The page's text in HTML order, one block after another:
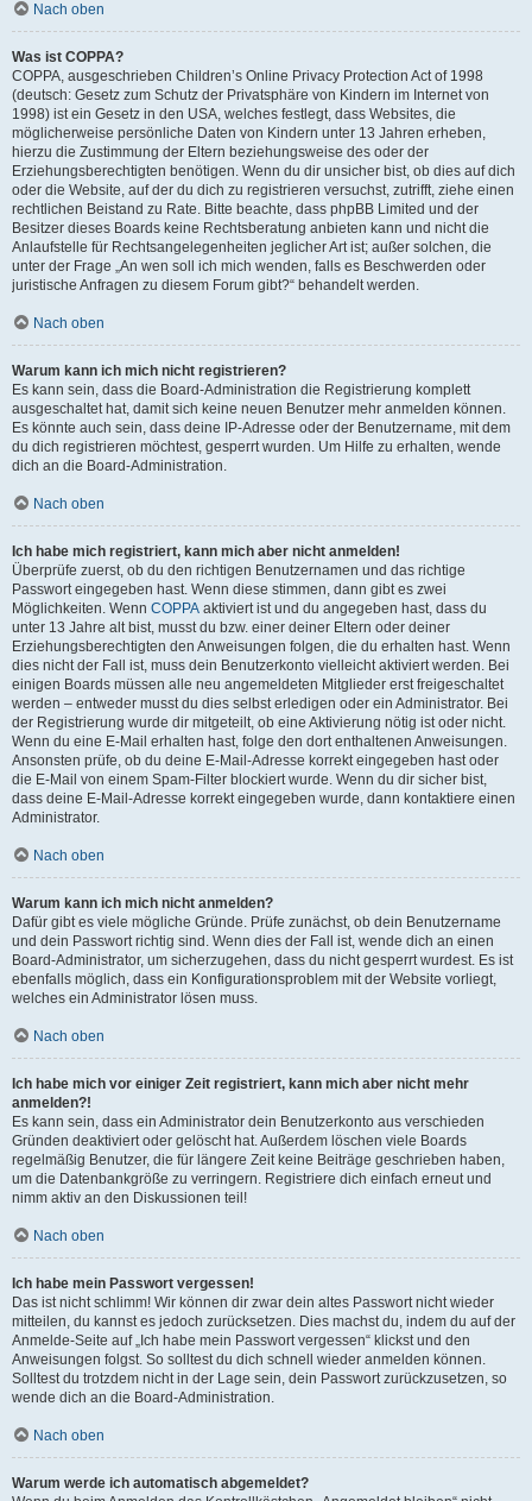
Nach oben
Was ist COPPA?
COPPA, ausgeschrieben Children’s Online Privacy Protection Act of 1998
(deutsch: Gesetz zum Schutz der Privatsphäre von Kindern im Internet von
1998) ist ein Gesetz in den USA, welches festlegt, dass Websites, die
möglicherweise persönliche Daten von Kindern unter 13 Jahren erheben,
hierzu die Zustimmung der Eltern beziehungsweise des oder der
Erziehungsberechtigten benötigen. Wenn du dir unsicher bist, ob dies auf dich
oder die Website, auf der du dich zu registrieren versuchst, zutrifft, ziehe einen
rechtlichen Beistand zu Rate. Bitte beachte, dass phpBB Limited und der
Besitzer dieses Boards keine Rechtsberatung anbieten kann und nicht die
Anlaufstelle für Rechtsangelegenheiten jeglicher Art ist; außer solchen, die
unter der Frage „An wen soll ich mich wenden, falls es Beschwerden oder
juristische Anfragen zu diesem Forum gibt?“ behandelt werden.
Nach oben
Warum kann ich mich nicht registrieren?
Es kann sein, dass die Board-Administration die Registrierung komplett
ausgeschaltet hat, damit sich keine neuen Benutzer mehr anmelden können.
Es könnte auch sein, dass deine IP-Adresse oder der Benutzername, mit dem
du dich registrieren möchtest, gesperrt wurden. Um Hilfe zu erhalten, wende
dich an die Board-Administration.
Nach oben
Ich habe mich registriert, kann mich aber nicht anmelden!
Überprüfe zuerst, ob du den richtigen Benutzernamen und das richtige
Passwort eingegeben hast. Wenn diese stimmen, dann gibt es zwei
Möglichkeiten. Wenn COPPA aktiviert ist und du angegeben hast, dass du
unter 13 Jahre alt bist, musst du bzw. einer deiner Eltern oder deiner
Erziehungsberechtigten den Anweisungen folgen, die du erhalten hast. Wenn
dies nicht der Fall ist, muss dein Benutzerkonto vielleicht aktiviert werden. Bei
einigen Boards müssen alle neu angemeldeten Mitglieder erst freigeschaltet
werden – entweder musst du dies selbst erledigen oder ein Administrator. Bei
der Registrierung wurde dir mitgeteilt, ob eine Aktivierung nötig ist oder nicht.
Wenn du eine E-Mail erhalten hast, folge den dort enthaltenen Anweisungen.
Ansonsten prüfe, ob du deine E-Mail-Adresse korrekt eingegeben hast oder
die E-Mail von einem Spam-Filter blockiert wurde. Wenn du dir sicher bist,
dass deine E-Mail-Adresse korrekt eingegeben wurde, dann kontaktiere einen
Administrator.
Nach oben
Warum kann ich mich nicht anmelden?
Dafür gibt es viele mögliche Gründe. Prüfe zunächst, ob dein Benutzername
und dein Passwort richtig sind. Wenn dies der Fall ist, wende dich an einen
Board-Administrator, um sicherzugehen, dass du nicht gesperrt wurdest. Es ist
ebenfalls möglich, dass ein Konfigurationsproblem mit der Website vorliegt,
welches ein Administrator lösen muss.
Nach oben
Ich habe mich vor einiger Zeit registriert, kann mich aber nicht mehr
anmelden?!
Es kann sein, dass ein Administrator dein Benutzerkonto aus verschieden
Gründen deaktiviert oder gelöscht hat. Außerdem löschen viele Boards
regelmäßig Benutzer, die für längere Zeit keine Beiträge geschrieben haben,
um die Datenbankgröße zu verringern. Registriere dich einfach erneut und
nimm aktiv an den Diskussionen teil!
Nach oben
Ich habe mein Passwort vergessen!
Das ist nicht schlimm! Wir können dir zwar dein altes Passwort nicht wieder
mitteilen, du kannst es jedoch zurücksetzen. Dies machst du, indem du auf der
Anmelde-Seite auf „Ich habe mein Passwort vergessen“ klickst und den
Anweisungen folgst. So solltest du dich schnell wieder anmelden können.
Solltest du trotzdem nicht in der Lage sein, dein Passwort zurückzusetzen, so
wende dich an die Board-Administration.
Nach oben
Warum werde ich automatisch abgemeldet?